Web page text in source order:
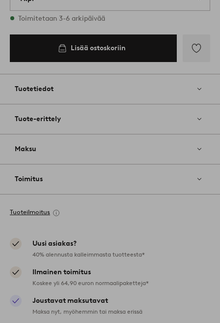
Varastossa
Toimitetaan 3-6 arkipäivää
Lisää ostoskoriin
Tuotetiedot
Tuote-erittely
Maksu
Toimitus
Tuoteilmoitus
Uusi asiakas?
40% alennusta kalleimmasta tuotteesta*
Ilmainen toimitus
Koskee yli 64,90 euron normaalipaketteja*
Joustavat maksutavat
Maksa nyt, myöhemmin tai maksa erissä